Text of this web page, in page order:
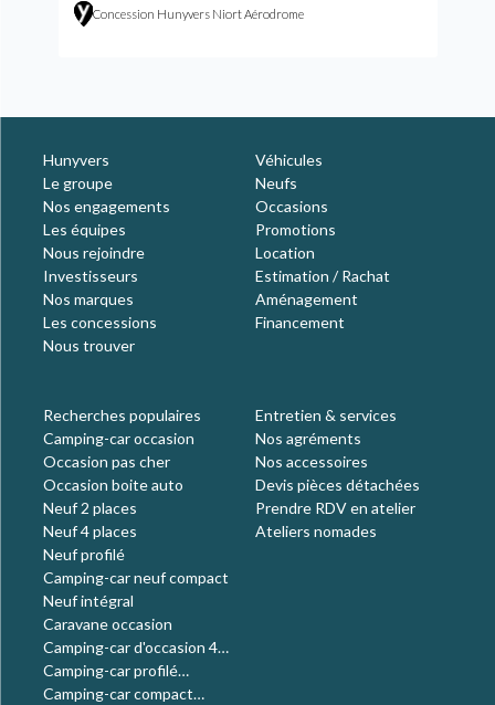
Concession Hunyvers Niort Aérodrome
Hunyvers
Le groupe
Nos engagements
Les équipes
Nous rejoindre
Investisseurs
Nos marques
Les concessions
Nous trouver
Véhicules
Neufs
Occasions
Promotions
Location
Estimation / Rachat
Aménagement
Financement
Recherches populaires
Camping-car occasion
Occasion pas cher
Occasion boite auto
Neuf 2 places
Neuf 4 places
Neuf profilé
Camping-car neuf compact
Neuf intégral
Caravane occasion
Camping-car d'occasion 4
places
Camping-car profilé
occasion
Camping-car compact
Entretien & services
Nos agréments
Nos accessoires
Devis pièces détachées
Prendre RDV en atelier
Ateliers nomades